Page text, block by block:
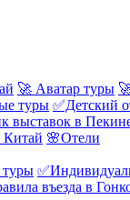
🚀 Аватар туры
туры ✅Детский
выставок в
Китай 🌸Отели
туры
въезда в